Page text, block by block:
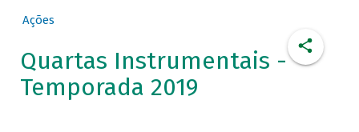
Ações
Quartas Instrumentais -
Temporada 2019